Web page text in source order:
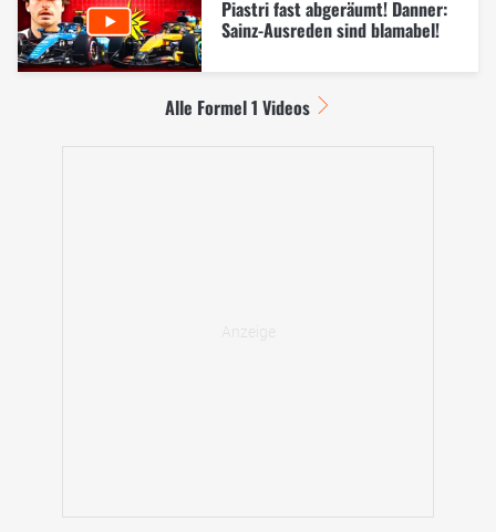
Piastri fast abgeräumt! Danner:
Sainz-Ausreden sind blamabel!
Alle Formel 1 Videos